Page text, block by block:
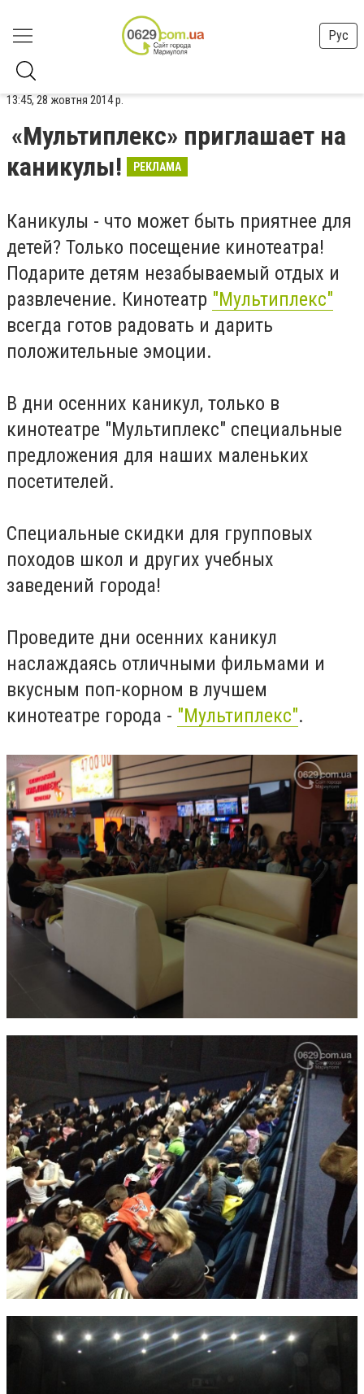
Рус
13:45, 28 жовтня 2014 р.
«Мультиплекс» приглашает на
каникулы!
РЕКЛАМА
Каникулы - что может быть приятнее для
детей? Только посещение кинотеатра!
Подарите детям незабываемый отдых и
развлечение. Кинотеатр "Мультиплекс"
всегда готов радовать и дарить
положительные эмоции.
В дни осенних каникул, только в
кинотеатре "Мультиплекс" специальные
предложения для наших маленьких
посетителей.
Специальные скидки для групповых
походов школ и других учебных
заведений города!
Проведите дни осенних каникул
наслаждаясь отличными фильмами и
вкусным поп-корном в лучшем
кинотеатре города - "Мультиплекс".